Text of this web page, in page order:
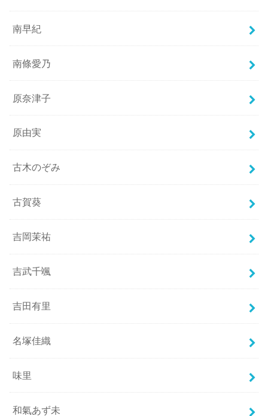
南早紀
南條愛乃
原奈津子
原由実
古木のぞみ
古賀葵
吉岡茉祐
吉武千颯
吉田有里
名塚佳織
味里
和氣あず未